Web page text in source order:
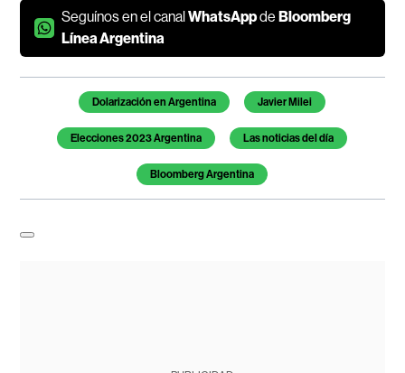
Seguínos en el canalWhatsAppdeBloomberg
Línea Argentina
Temas de este artículo
Dolarización en Argentina Javier Milei
Elecciones 2023 Argentina Las noticias del día
Bloomberg Argentina